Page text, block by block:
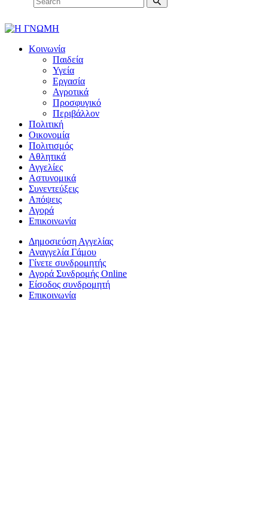
Κοινωνία
Παιδεία
Υγεία
Εργασία
Αγροτικά
Προσφυγικό
Περιβάλλον
Πολιτική
Οικονομία
Πολιτισμός
Αθλητικά
Αγγελίες
Αστυνομικά
Συνεντεύξεις
Απόψεις
Αγορά
Επικοινωνία
Δημοσιεύση Αγγελίας
Αναγγελία Γάμου
Γίνετε συνδρομητής
Αγορά Συνδρομής Online
Είσοδος συνδρομητή
Επικοινωνία